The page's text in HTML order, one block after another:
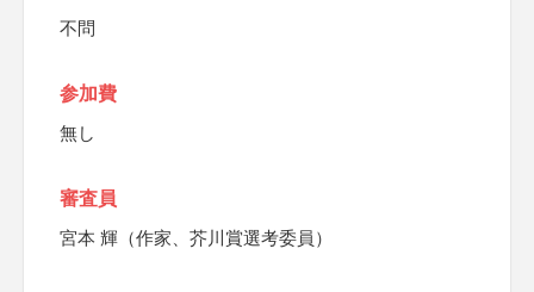
不問
参加費
無し
審査員
宮本 輝（作家、芥川賞選考委員）